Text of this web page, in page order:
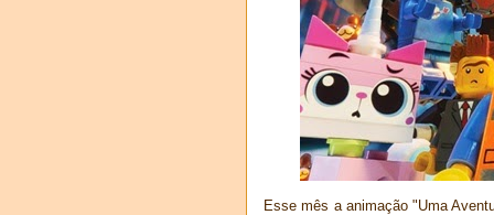
Esse mês a animação "Uma